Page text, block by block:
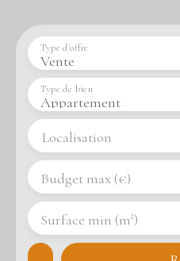
Vente
Type d'offre
Appartement
Type de bien
Localisation
Budget max (€)
Surface min (m²)